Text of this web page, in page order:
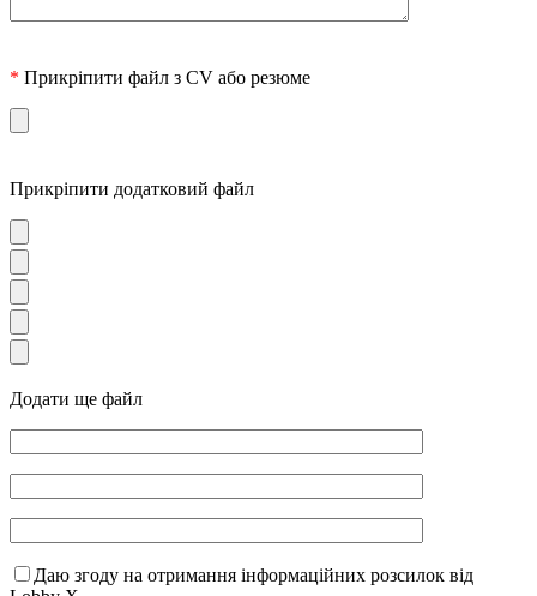
* Прикріпити файл з CV або резюме
Прикріпити додатковий файл
Додати ще файл
Даю згоду на отримання інформаційних розсилок від